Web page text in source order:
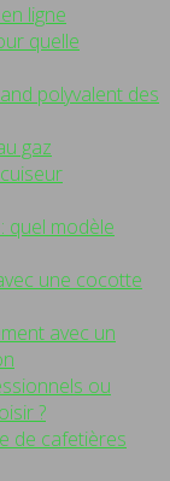
ligne
quelle
polyvalent des
gaz
quel modèle
une cocotte
avec un
ou
?
de cafetières